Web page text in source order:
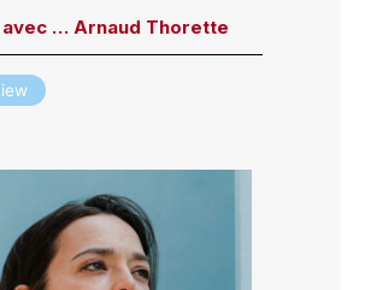
avec … Arnaud Thorette